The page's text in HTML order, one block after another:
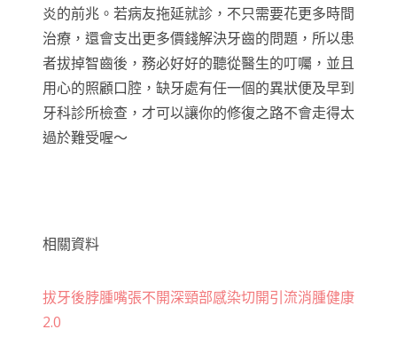
炎的前兆。若病友拖延就診，不只需要花更多時間
治療，還會支出更多價錢解決牙齒的問題，所以患
者拔掉智齒後，務必好好的聽從醫生的叮囑，並且
用心的照顧口腔，缺牙處有任一個的異狀便及早到
牙科診所檢查，才可以讓你的修復之路不會走得太
過於難受喔～
相關資料
拔牙後脖腫嘴張不開深頸部感染切開引流消腫健康
2.0